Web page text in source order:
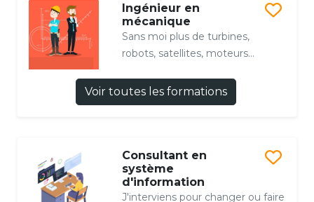
Ingénieur en
mécanique
Sans moi plus de turbines,
robots, satellites, moteurs...
Voir toutes les formations
Consultant en
système
d'information
J'interviens pour changer ou faire